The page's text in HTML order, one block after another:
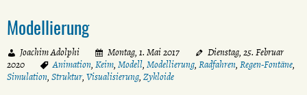
Modellierung
Joachim Adolphi Montag, 1. Mai 2017
Dienstag, 25. Februar
2020
Animation, Keim, Modell, Modellierung, Radfahren, Regen-Fontäne,
Simulation, Struktur, Visualisierung, Zykloide